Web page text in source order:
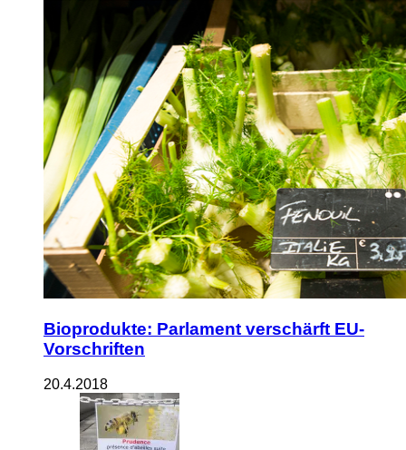
Bioprodukte: Parlament verschärft EU-
Vorschriften
20.4.2018